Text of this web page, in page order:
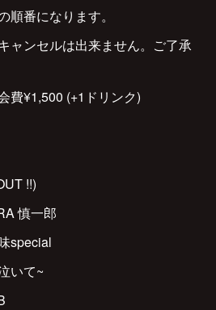
順番になります。
ャンセルは出来ません。ご了承
費¥1,500 (+1ドリンク)
!!)
慎一郎
special
いて~